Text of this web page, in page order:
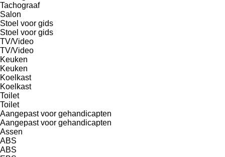
Tachograaf
Salon
Stoel voor gids
Stoel voor gids
TV/Video
TV/Video
Keuken
Keuken
Koelkast
Koelkast
Toilet
Toilet
Aangepast voor gehandicapten
Aangepast voor gehandicapten
Assen
ABS
ABS